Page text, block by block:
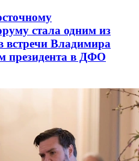
стала одним из
встречи Владимира
президента в ДФО